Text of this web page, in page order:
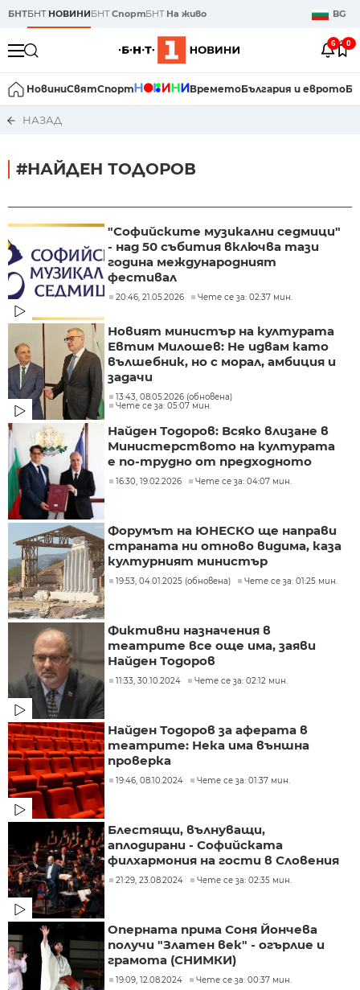
БНТБНТ НОВИНИБНТСпортБНТ На живо BG
6 0
НовиниСвятСпорт ВреметоБългария и еврото
НАЗАД
#НАЙДЕН ТОДОРОВ
"Софийските музикални седмици"
- над 50 събития включва тази
година международният
фестивал
20:46, 21.05.2026 Чете се за: 02:37 мин.
Новият министър на културата
Евтим Милошев: Не идвам като
вълшебник, но с морал, амбиция и
задачи
13:43, 08.05.2026 (обновена)
Чете се за: 05:07 мин.
Найден Тодоров: Всяко влизане в
Министерството на културата
е по-трудно от предходното
16:30, 19.02.2026 Чете се за: 04:07 мин.
Форумът на ЮНЕСКО ще направи
страната ни отново видима, каза
културният министър
19:53, 04.01.2025 (обновена) Чете се за: 01:25 мин.
Фиктивни назначения в
театрите все още има, заяви
Найден Тодоров
11:33, 30.10.2024 Чете се за: 02:12 мин.
Найден Тодоров за аферата в
театрите: Нека има външна
проверка
19:46, 08.10.2024 Чете се за: 01:37 мин.
Блестящи, вълнуващи,
аплодирани - Софийската
филхармония на гости в Словения
21:29, 23.08.2024 Чете се за: 02:35 мин.
Оперната прима Соня Йончева
получи "Златен век" - огърлие и
грамота (СНИМКИ)
19:09, 12.08.2024 Чете се за: 00:37 мин.